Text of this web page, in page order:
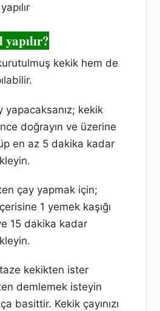
yapılır?
kekik hem de
yapacaksanız; kekik
doğrayın ve üzerine
en az 5 dakika kadar
çay yapmak için;
1 yemek kaşığı
15 dakika kadar
taze kekikten ister
demlemek isteyin
basittir. Kekik çayınızı